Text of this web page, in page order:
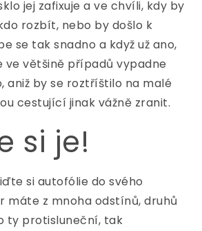
jej zafixuje a ve chvíli, kdy by
rozbít, nebo by došlo k
se tak snadno a když už ano,
ve většině případů vypadne
aniž by se roztříštilo na malé
cestující jinak vážně zranit.
si je!
si autofólie do svého
máte z mnoha odstínů, druhů
ty protisluneční, tak